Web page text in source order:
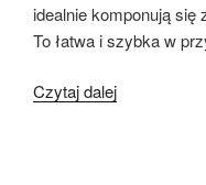
idealnie komponują się
To łatwa i szybka w
Czytaj dalej„Ryba